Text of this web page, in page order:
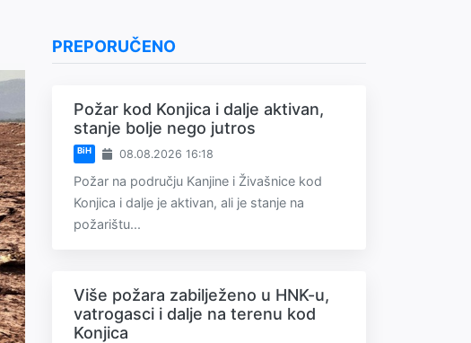
PREPORUČENO
Požar kod Konjica i dalje aktivan,
stanje bolje nego jutros
BiH 08.08.2026 16:18
Požar na području Kanjine i Živašnice kod
Konjica i dalje je aktivan, ali je stanje na
požarištu...
Više požara zabilježeno u HNK-u,
vatrogasci i dalje na terenu kod
Konjica